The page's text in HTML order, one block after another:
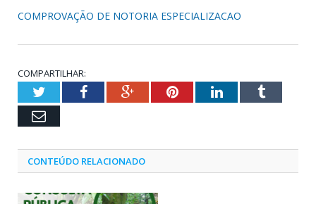
COMPROVAÇÃO DE NOTORIA ESPECIALIZACAO
COMPARTILHAR:
TwitterFacebookGoogle+PinterestLinkedInTumblr
Email
CONTEÚDO RELACIONADO